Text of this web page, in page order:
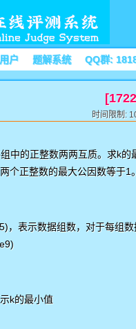
用户 题解系统 QQ群:
时间限制:
中的正整数两两互质。求k的
个正整数的最大公因数等于1
，表示数据组数，对于每组数
k的最小值